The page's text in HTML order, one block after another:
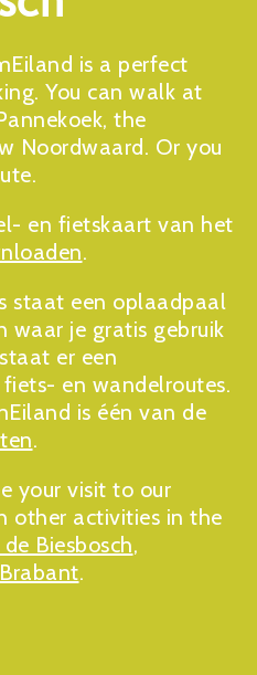
is a perfect
You can walk at
the
Noordwaard. Or you
en fietskaart van het
.
staat een oplaadpaal
waar je gratis gebruik
er een
en wandelroutes.
is één van de
.
your visit to our
other activities in the
Biesbosch,
.